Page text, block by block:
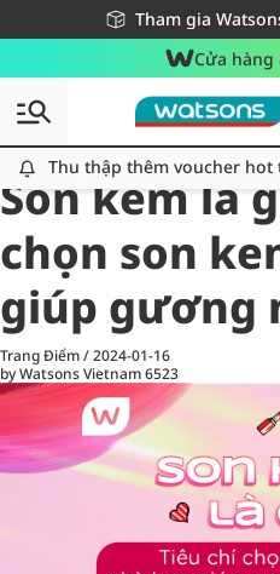
Tham gia
Miễn phí giao hàng
Giao hàng nhanh 24h - Áp
Cửa hàng
Thu thập thêm voucher hot
All
Chăm Sóc Cá Nhân
Son kem là
chọn son
giúp gương
Trang Điểm/2024-01-16
by Watsons Vietnam6523